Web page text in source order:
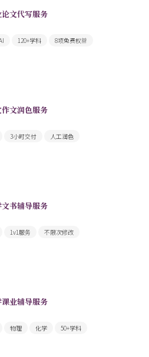
文代写服务
120+学科 8项免费权益
文润色服务
3小时交付 人工润色
文书辅导服务
1v1服务 不限次修改
课业辅导服务
物理 化学 50+学科